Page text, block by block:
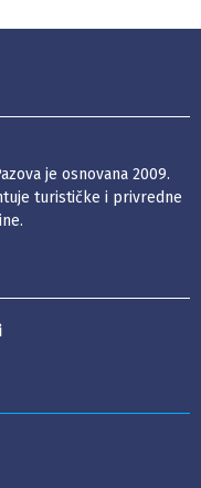
je osnovana 2009.
turističke i privredne